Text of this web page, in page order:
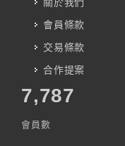
會員條款
交易條款
合作提案
7,787
會員數